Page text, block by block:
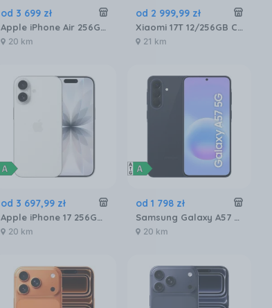
od 3 699 zł
Apple iPhone Air 256GB Biały obłok
20 km
od 2 999,99 zł
Xiaomi 17T 12/256GB Czarny
21 km
od 3 697,99 zł
Apple iPhone 17 256GB Biały
20 km
od 1 798 zł
Samsung Galaxy A57 5G 8/128GB Granatowy
20 km